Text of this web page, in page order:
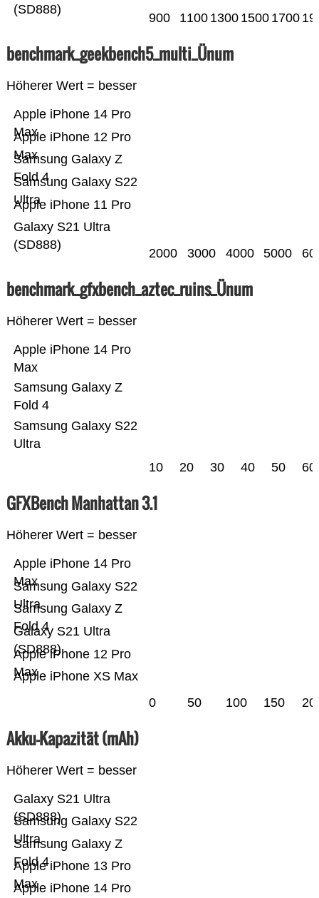
(SD888)
900 1100 1300 1500 1700
benchmark_geekbench5_multi_Ünum
Höherer Wert = besser
Galaxy S21 Ultra
(SD888)
Apple iPhone 11 Pro
Samsung Galaxy S22
Ultra
Samsung Galaxy Z
Fold 4
Apple iPhone 12 Pro
Max
Apple iPhone 14 Pro
Max
2000 3000 4000 5000
benchmark_gfxbench_aztec_ruins_Ünum
Höherer Wert = besser
Samsung Galaxy S22
Ultra
Samsung Galaxy Z
Fold 4
Apple iPhone 14 Pro
Max
10 20 30 40 50 60
GFXBench Manhattan 3.1
Höherer Wert = besser
Apple iPhone XS Max
Apple iPhone 12 Pro
Max
Galaxy S21 Ultra
(SD888)
Samsung Galaxy Z
Fold 4
Samsung Galaxy S22
Ultra
Apple iPhone 14 Pro
Max
0 50 100 150
Akku-Kapazität (mAh)
Höherer Wert = besser
Apple iPhone 14 Pro
Apple iPhone 13 Pro
Max
Samsung Galaxy Z
Fold 4
Samsung Galaxy S22
Ultra
Galaxy S21 Ultra
(SD888)